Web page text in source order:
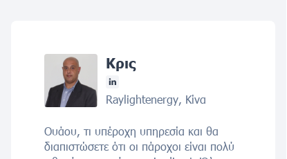
Κρις
Raylightenergy, Κίνα
Ουάου, τι υπέροχη υπηρεσία και θα
διαπιστώσετε ότι οι πάροχοι είναι πολύ